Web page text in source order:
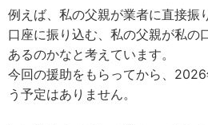
例えば、私の父親が業者に直接振
口座に振り込む、私の父親が私
あるのかなと考えています。
今回の援助をもらってから、
う予定はありません。